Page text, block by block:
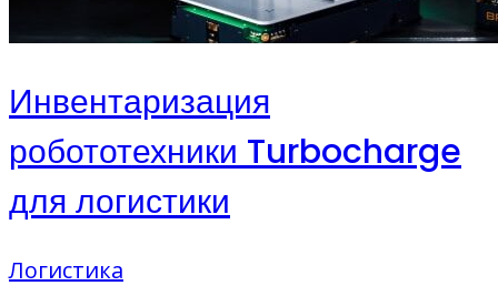
Инвентаризация
робототехники Turbocharge
для логистики
Логистика